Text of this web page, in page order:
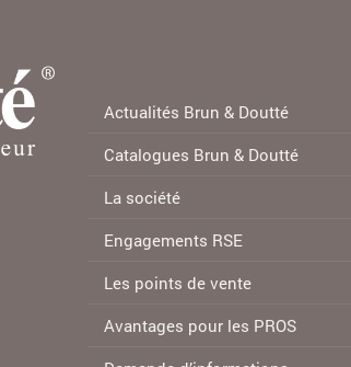
Actualités Brun & Doutté
Catalogues Brun & Doutté
La société
Engagements RSE
Les points de vente
Avantages pour les PROS